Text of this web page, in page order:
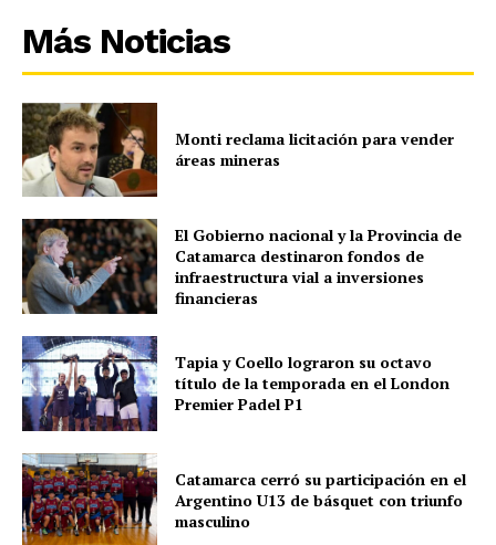
Más Noticias
Monti reclama licitación para vender
áreas mineras
El Gobierno nacional y la Provincia de
Catamarca destinaron fondos de
infraestructura vial a inversiones
financieras
Tapia y Coello lograron su octavo
título de la temporada en el London
Premier Padel P1
Catamarca cerró su participación en el
Argentino U13 de básquet con triunfo
masculino